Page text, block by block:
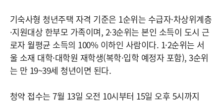
기숙사형 청년주택 자격 기준은 1순위는 수급자·차상위계층
·지원대상 한부모 가족이며, 2·3순위는 본인 소득이 도시 근
로자 월평균 소득의 100% 이하인 사람이다. 1·2순위는 서
울 소재 대학·대학원 재학생(복학·입학 예정자 포함), 3순위
는 만 19~39세 청년이면 된다.
청약 접수는 7월 13일 오전 10시부터 15일 오후 5시까지